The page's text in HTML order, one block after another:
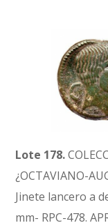
Lote 178.
¿OCTAVIANO-
Jinete lancero a
mm- RPC-478.